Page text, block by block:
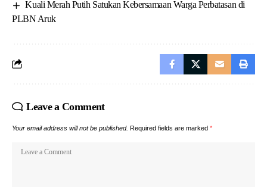
Kuali Merah Putih Satukan Kebersamaan Warga Perbatasan di
PLBN Aruk
Leave a Comment
Your email address will not be published. Required fields are marked *